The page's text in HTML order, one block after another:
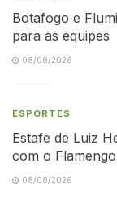
Botafogo e
para as equipes
08/08/2026
ESPORTES
Estafe de Luiz
com o Flamengo
08/08/2026